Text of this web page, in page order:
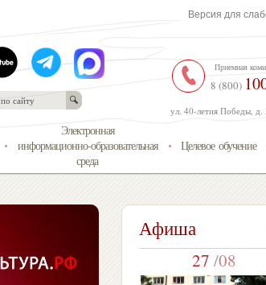
Версия для
ул. 40-летия Победы, д.
Приемная
8 (800)
Электронная
информационно-образовательная
среда
Целевое обучение
Афиша
27 /08